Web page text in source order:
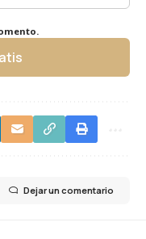
Dejar un comentario